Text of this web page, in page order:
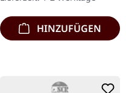
und dann…
HINZUFÜGEN